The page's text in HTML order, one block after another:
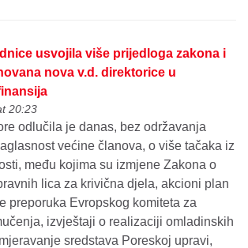
usvojila više prijedloga zakona i
nova v.d. direktorice u
20:23
odlučila je danas, bez održavanja
većine članova, o više tačaka iz
među kojima su izmjene Zakona o
lica za krivična djela, akcioni plan
preporuka Evropskog komiteta za
izvještaji o realizaciji omladinskih
sredstava Poreskoj upravi,